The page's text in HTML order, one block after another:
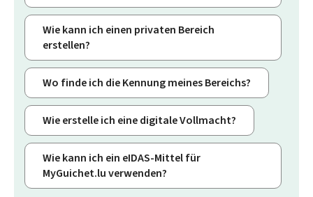
Wie kann ich einen privaten Bereich
erstellen?
Wo finde ich die Kennung meines Bereichs?
Wie erstelle ich eine digitale Vollmacht?
Wie kann ich ein eIDAS-Mittel für
MyGuichet.lu verwenden?